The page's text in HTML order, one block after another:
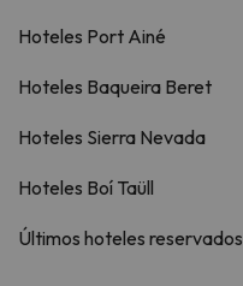
Hoteles Port Ainé
Hoteles Baqueira Beret
Hoteles Sierra Nevada
Hoteles Boí Taüll
Últimos hoteles reservados